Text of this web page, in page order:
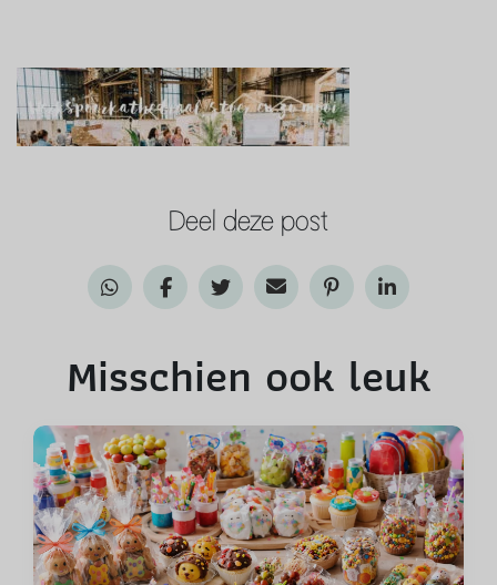
Deel deze post
Misschien ook leuk